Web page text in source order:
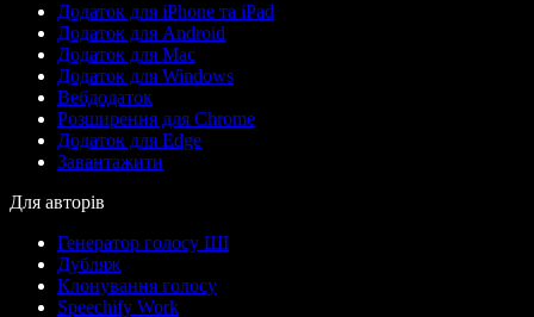
Додаток для iPhone та iPad
Додаток для Android
Додаток для Mac
Додаток для Windows
Вебдодаток
Розширення для Chrome
Додаток для Edge
Завантажити
Для авторів
Генератор голосу ШІ
Дубляж
Клонування голосу
Speechify Work